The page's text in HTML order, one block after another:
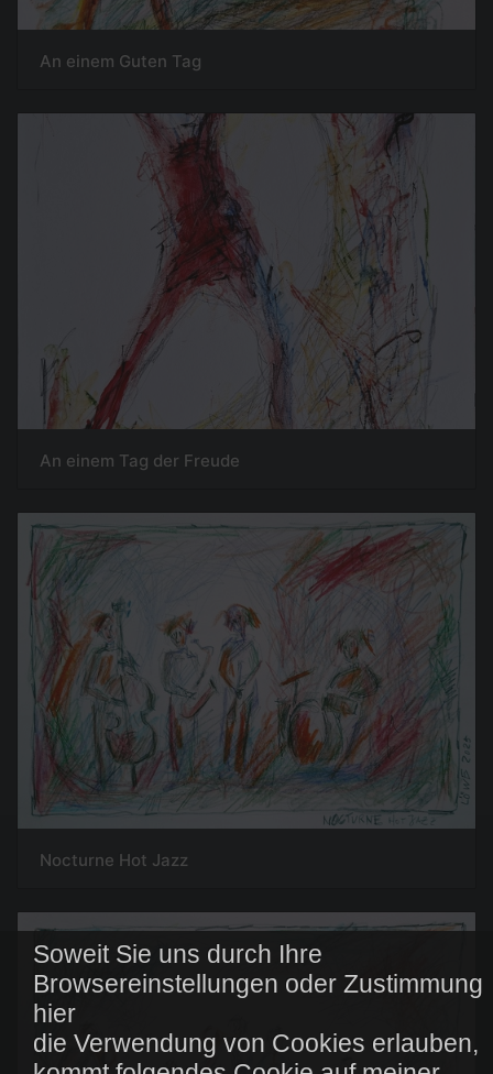
Soweit Sie uns durch Ihre
Browsereinstellungen oder Zustimmung
hier
die Verwendung von Cookies erlauben,
An einem Guten Tag
An einem Tag der Freude
Nocturne Hot Jazz